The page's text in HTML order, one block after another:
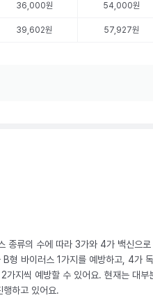
36,000원 54,000원
39,602원 57,927원
종류의 수에 따라 3가와 4가 백신으로
형 바이러스 1가지를 예방하고, 4가
가지씩 예방할 수 있어요. 현재는 대부
하고 있어요.